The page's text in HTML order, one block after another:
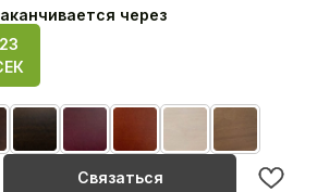
через
22
Связаться